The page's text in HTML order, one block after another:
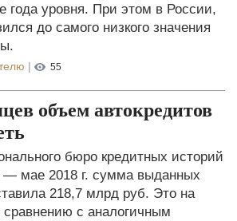
года уровня. При этом в России,
до самого низкого значения
| 55
объем автокредитов
бюро кредитных историй
мае 2018 г. сумма выданных
218,7 млрд руб. Это на
с аналогичным